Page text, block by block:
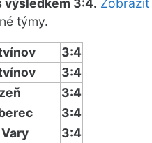
výsledkem 3:4. Zobrazit
týmy.
3:4
3:4
3:4
3:4
Vary
3:4